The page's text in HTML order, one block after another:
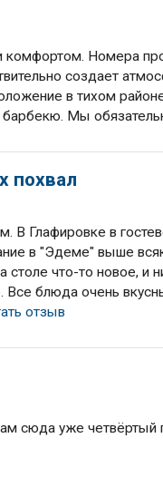
Номера
создает
в тихом
Мы
похвал
В Глафировке в
в "Эдеме" выше
что-то новое, и
Все блюда очень
отзыв
сюда уже